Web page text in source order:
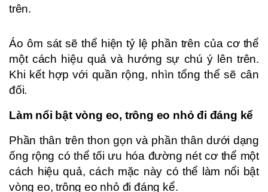
trên.
Áo ôm sát sẽ thể hiện tỷ lệ phần trên của cơ thể
một cách hiệu quả và hướng sự chú ý lên trên.
Khi kết hợp với quần rộng, nhìn tổng thể sẽ cân
đối.
Làm nổi bật vòng eo, trông eo nhỏ đi đáng kể
Phần thân trên thon gọn và phần thân dưới dạng
ống rộng có thể tối ưu hóa đường nét cơ thể một
cách hiệu quả, cách mặc này có thể làm nổi bật
vòng eo, trông eo nhỏ đi đáng kể.